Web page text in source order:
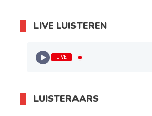
LIVE LUISTEREN
LIVE
LUISTERAARS